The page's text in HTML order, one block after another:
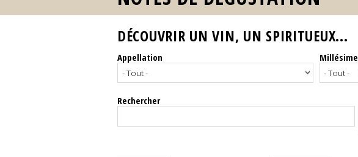
DÉCOUVRIR UN VIN, UN SPIRITUEUX...
Appellation Millésime
Rechercher